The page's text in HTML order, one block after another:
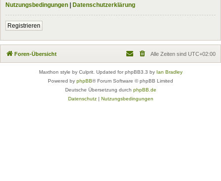
Nutzungsbedingungen | Datenschutzerklärung
Registrieren
Foren-Übersicht Alle Zeiten sind UTC+02:00
Maxthon style by Culprit. Updated for phpBB3.3 by Ian Bradley
Powered by phpBB® Forum Software © phpBB Limited
Deutsche Übersetzung durch phpBB.de
Datenschutz| Nutzungsbedingungen